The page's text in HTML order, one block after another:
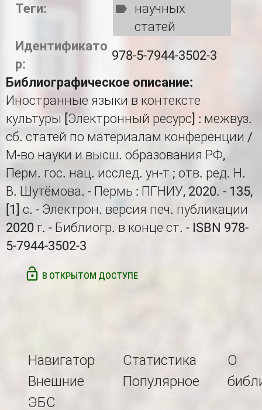
Теги:
научных
статей
Идентификато
р:
978-5-7944-3502-3
Библиографическое описание:
Иностранные языки в контексте
культуры [Электронный ресурс] : межвуз.
сб. статей по материалам конференции /
М-во науки и высш. образования РФ,
Перм. гос. нац. исслед. ун-т ; отв. ред. Н.
В. Шутёмова. - Пермь : ПГНИУ, 2020. - 135,
[1] с. - Электрон. версия печ. публикации
2020 г. - Библиогр. в конце ст. - ISBN 978-
5-7944-3502-3
В ОТКРЫТОМ ДОСТУПЕ
Навигатор
Внешние
ЭБС
Статистика
Популярное
О